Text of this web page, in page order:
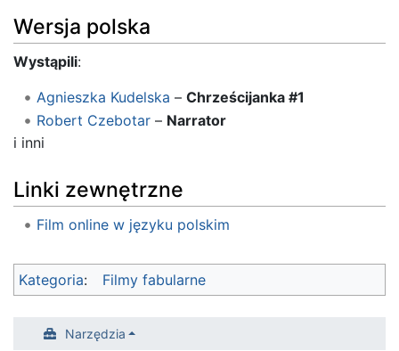
Wersja polska
Wystąpili:
Agnieszka Kudelska – Chrześcijanka #1
Robert Czebotar– Narrator
i inni
Linki zewnętrzne
Film online w języku polskim
Kategoria: Filmy fabularne
Narzędzia